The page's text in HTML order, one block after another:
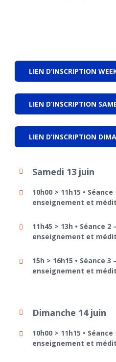
LIEN D’INSCRIPTION
LIEN D’INSCRIPTION
LIEN D’INSCRIPTION
Samedi 13 juin
10h00 > 11h15 • Séance
enseignement et
11h45 > 13h • Séance 2 –
enseignement et
15h > 16h15 • Séance 3 –
enseignement et
Dimanche 14 juin
10h00 > 11h15 • Séance
enseignement et